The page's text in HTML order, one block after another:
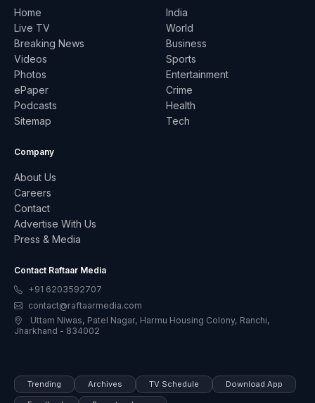
Home
Live TV
Breaking News
Videos
Photos
ePaper
Podcasts
Sitemap
India
World
Business
Sports
Entertainment
Crime
Health
Tech
Company
About Us
Careers
Contact
Advertise With Us
Press & Media
Contact Raftaar Media
+91 6203592707
contact@raftaarmedia.com
Uttam Niwas, Patel Nagar, Harmu Housing Colony, Ranchi,
Jharkhand - 834002
Trending Archives TV Schedule Download App